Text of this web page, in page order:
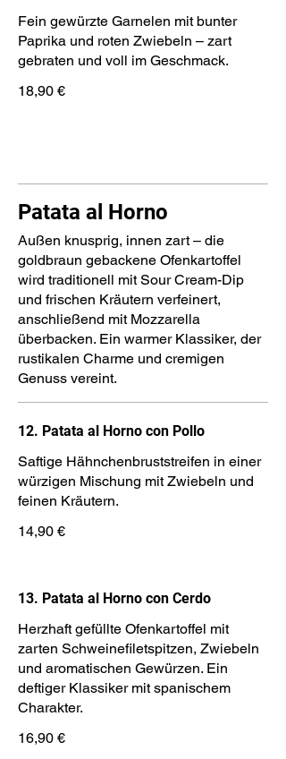
Fein gewürzte Garnelen mit bunter
Paprika und roten Zwiebeln – zart
gebraten und voll im Geschmack.
18,90 €
Patata al Horno
Außen knusprig, innen zart – die
goldbraun gebackene Ofenkartoffel
wird traditionell mit Sour Cream-Dip
und frischen Kräutern verfeinert,
anschließend mit Mozzarella
überbacken. Ein warmer Klassiker, der
rustikalen Charme und cremigen
Genuss vereint.
12. Patata al Horno con Pollo
Saftige Hähnchenbruststreifen in einer
würzigen Mischung mit Zwiebeln und
feinen Kräutern.
14,90 €
13. Patata al Horno con Cerdo
Herzhaft gefüllte Ofenkartoffel mit
zarten Schweinefiletspitzen, Zwiebeln
und aromatischen Gewürzen. Ein
deftiger Klassiker mit spanischem
Charakter.
16,90 €